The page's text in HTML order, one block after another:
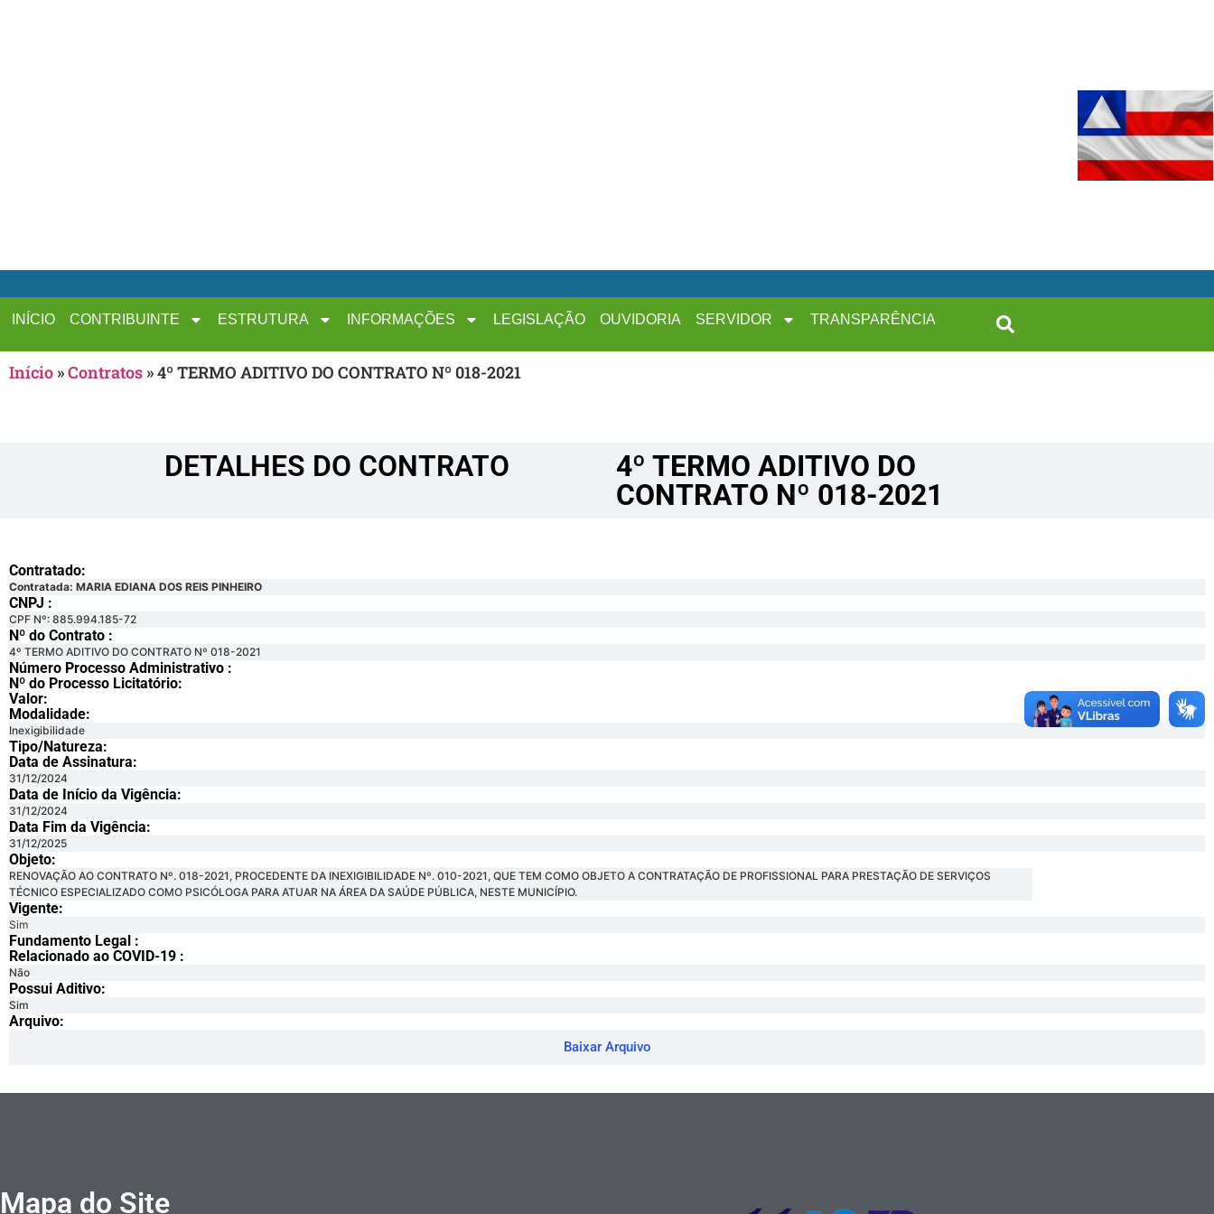
INÍCIO CONTRIBUINTE ESTRUTURA INFORMAÇÕES LEGISLAÇÃO OUVIDORIA SERVIDOR TRANSPARÊNCIA
Início»Contratos»4º TERMO ADITIVO DO CONTRATO Nº 018-2021
DETALHES DO CONTRATO​
4º TERMO ADITIVO DO
CONTRATO Nº 018-2021
Contratado:
Contratada: MARIA EDIANA DOS REIS PINHEIRO
CNPJ :
CPF Nº: 885.994.185-72
Nº do Contrato :
4º TERMO ADITIVO DO CONTRATO Nº 018-2021
Número Processo Administrativo :
Nº do Processo Licitatório:
Valor:
Modalidade:
Inexigibilidade
Tipo/Natureza:
Data de Assinatura:
31/12/2024
Data de Início da Vigência:
31/12/2024
Data Fim da Vigência:
31/12/2025
Objeto:
RENOVAÇÃO AO CONTRATO Nº. 018-2021, PROCEDENTE DA INEXIGIBILIDADE Nº. 010-2021, QUE TEM COMO OBJETO A CONTRATAÇÃO DE PROFISSIONAL PARA PRESTAÇÃO DE SERVIÇOS
TÉCNICO ESPECIALIZADO COMO PSICÓLOGA PARA ATUAR NA ÁREA DA SAÚDE PÚBLICA, NESTE MUNICÍPIO.
Vigente:
Sim
Fundamento Legal :​
Relacionado ao COVID-19 :​
Não
Possui Aditivo:​
Sim
Arquivo:
Baixar Arquivo
Mapa do Site